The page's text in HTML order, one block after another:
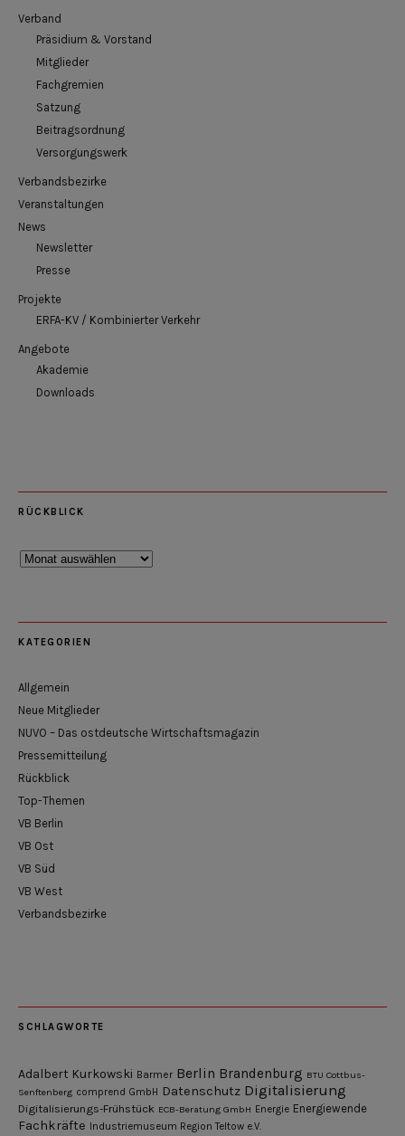
Verband
Präsidium & Vorstand
Mitglieder
Fachgremien
Satzung
Beitragsordnung
Versorgungswerk
Verbandsbezirke
Veranstaltungen
News
Newsletter
Presse
Projekte
ERFA-KV / Kombinierter Verkehr
Angebote
Akademie
Downloads
RÜCKBLICK
Rückblick
KATEGORIEN
Allgemein
Neue Mitglieder
NUVO – Das ostdeutsche Wirtschaftsmagazin
Pressemitteilung
Rückblick
Top-Themen
VB Berlin
VB Ost
VB Süd
VB West
Verbandsbezirke
SCHLAGWORTE
Adalbert Kurkowski Barmer Berlin Brandenburg BTU Cottbus-
Senftenberg comprend GmbH Datenschutz Digitalisierung
Digitalisierungs-Frühstück ECB-Beratung GmbH Energie Energiewende
Fachkräfte Industriemuseum Region Teltow e.V.